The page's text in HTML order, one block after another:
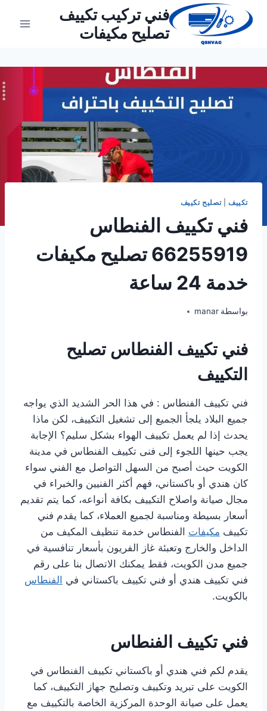
التجاوز
فني تركيب تكييف
تصليح مكيفات
تكييف|تصليح تكييف
فني تكييف الفنطاس
66255919 تصليح مكيفات
خدمة 24 ساعة
بواسطة manar
فني تكييف الفنطاس تصليح
التكييف
فني تكييف الفنطاس : في هذا الحر الشديد الذي يواجه
جميع البلاد يلجأ الجميع إلى تشغيل التكييف، لكن ماذا
يحدث إذا لم يعمل تكييف الهواء بشكل سليم؟ الإجابة
يجب حينها اللجوء إلى فنى تكييف الفنطاس في مدينة
الكويت حيث أصبح من السهل التواصل مع الفني سواء
كان هندي أو باكستاني، فهم أكثر الفنيين والخبراء في
مجال صيانة واصلاح التكييف بكافة أنواعه، كما يتم تقديم
أسعار بسيطة ومناسبة لجميع العملاء، كما يقدم فني
تكييف مكيفات الفنطاس خدمة تنظيف المكيف من
الداخل والخارج وتعبئة غاز الفريون بأسعار تنافسية في
جميع مدن الكويت، فقط يمكنك الاتصال بنا على رقم
فني تكييف هندي أو فني تكييف باكستاني في الفنطاس
بالكويت.
فني تكييف الفنطاس
يقدم لكم فني هندي أو باكستاني تكييف الفنطاس في
الكويت على تبريد وتكييف وتصليح جهاز التكييف، كما
يعمل على صيانة الوحدة المركزية الخاصة بالتكييف مع